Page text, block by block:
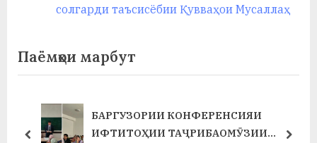
P
солгарди таъсисёбии Қувваҳои Мусаллаҳ
Паёмҳои марбут
ҶАЛАСАИ ШУРОИ НАВБАТИИ
ТАРБИЯВӢ ДАР ХОБГОҲИ
prev next